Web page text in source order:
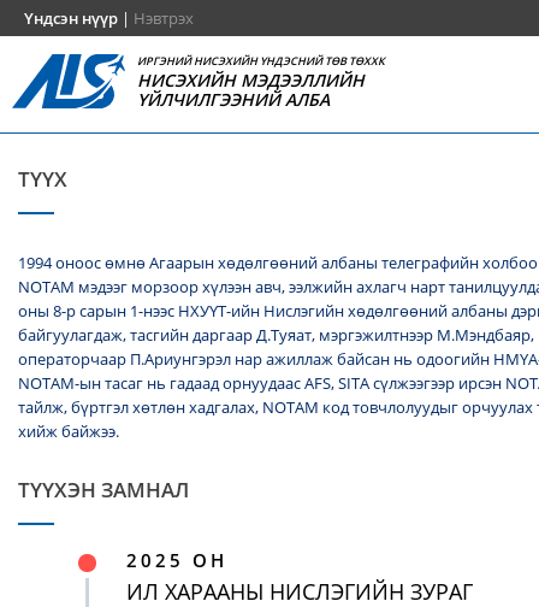
Үндсэн нүүр | Нэвтрэх
ИРГЭНИЙ НИСЭХИЙН ҮНДЭСНИЙ ТӨВ ТӨХХК
НИСЭХИЙН МЭДЭЭЛЛИЙН
ҮЙЛЧИЛГЭЭНИЙ АЛБА
ТҮҮХ
1994 оноос өмнө Агаарын хөдөлгөөний албаны телеграфийн
NОТАМ мэдээг морзоор хүлээн авч, ээлжийн ахлагч нарт
оны 8-р сарын 1-нээс НХУҮТ-ийн Нислэгийн хөдөлгөөний албаны
байгуулагдаж, тасгийн даргаар Д.Туяат, мэргэжилтнээр
операторчаар П.Ариунгэрэл нар ажиллаж байсан нь одоогийн
NOTAM-ын тасаг нь гадаад орнуудаас AFS, SITA сүлжээгээр ирсэн
тайлж, бүртгэл хөтлөн хадгалах, NОТАМ код товчлолуудыг
хийж байжээ.
ТҮҮХЭН ЗАМНАЛ
2025 ОН
ИЛ ХАРААНЫ НИСЛЭГИЙН ЗУРАГ